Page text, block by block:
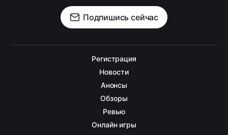
Подпишись сейчас
Регистрация
Новости
Анонсы
Обзоры
Ревью
Онлайн игры